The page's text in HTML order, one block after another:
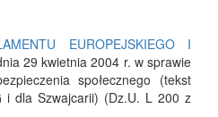
EUROPEJSKIEGO I
29 kwietnia 2004 r. w sprawie
społecznego (tekst
i dla Szwajcarii) (Dz.U. L 200 z